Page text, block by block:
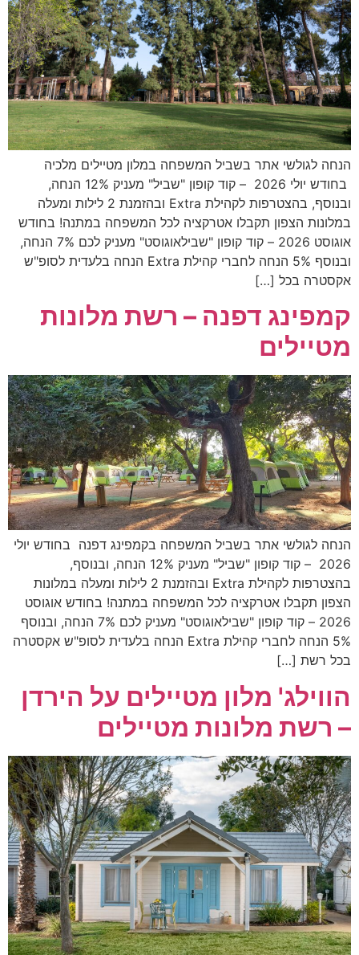
הנחה לגולשי אתר בשביל המשפחה במלון מטיילים מלכיה
בחודש יולי 2026 – קוד קופון "שביל" מעניק 12% הנחה,
ובנוסף, בהצטרפות לקהילת Extra ובהזמנת 2 לילות ומעלה
במלונות הצפון תקבלו אטרקציה לכל המשפחה במתנה! בחודש
אוגוסט 2026 – קוד קופון "שבילאוגוסט" מעניק לכם 7% הנחה,
ובנוסף 5% הנחה לחברי קהילת Extra הנחה בלעדית לסופ"ש
אקסטרה בכל […]
קמפינג דפנה – רשת מלונות
מטיילים
הנחה לגולשי אתר בשביל המשפחה בקמפינג דפנה בחודש יולי
2026 – קוד קופון "שביל" מעניק 12% הנחה, ובנוסף,
בהצטרפות לקהילת Extra ובהזמנת 2 לילות ומעלה במלונות
הצפון תקבלו אטרקציה לכל המשפחה במתנה! בחודש אוגוסט
2026 – קוד קופון "שבילאוגוסט" מעניק לכם 7% הנחה, ובנוסף
5% הנחה לחברי קהילת Extra הנחה בלעדית לסופ"ש אקסטרה
בכל רשת […]
הווילג' מלון מטיילים על הירדן
– רשת מלונות מטיילים